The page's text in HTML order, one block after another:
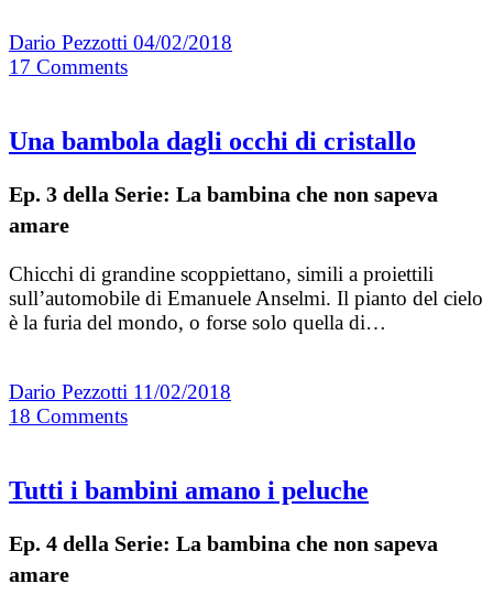
Dario Pezzotti 04/02/2018
17 Comments
Una bambola dagli occhi di cristallo
Ep. 3 della Serie: La bambina che non sapeva
amare
Chicchi di grandine scoppiettano, simili a proiettili
sull’automobile di Emanuele Anselmi. Il pianto del cielo
è la furia del mondo, o forse solo quella di…
Dario Pezzotti 11/02/2018
18 Comments
Tutti i bambini amano i peluche
Ep. 4 della Serie: La bambina che non sapeva
amare